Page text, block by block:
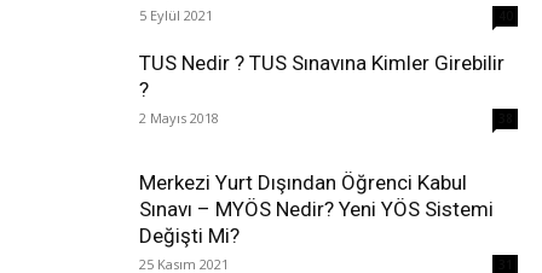
5 Eylül 2021
TUS Nedir ? TUS Sınavına Kimler Girebilir
?
2 Mayıs 2018
Merkezi Yurt Dışından Öğrenci Kabul
Sınavı – MYÖS Nedir? Yeni YÖS Sistemi
Değişti Mi?
25 Kasım 2021